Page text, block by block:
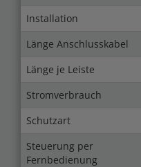
Installation
Länge Anschlusskabel
Länge je Leiste
Stromverbrauch
Schutzart
Steuerung per
Fernbedienung